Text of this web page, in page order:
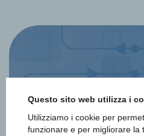
Questo sito web utilizza i
Utilizziamo i cookie per
funzionare e per migliorare la
Iscriviti alla